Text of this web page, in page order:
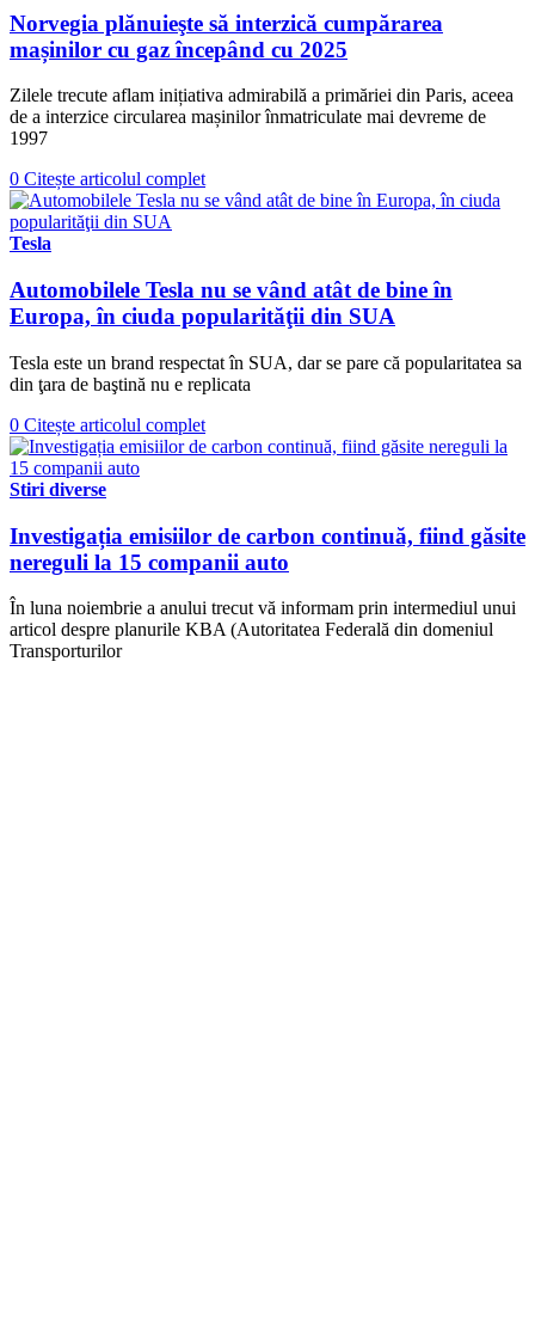
Norvegia plănuieşte să interzică cumpărarea
mașinilor cu gaz începând cu 2025
Zilele trecute aflam inițiativa admirabilă a primăriei din Paris, aceea
de a interzice circularea mașinilor înmatriculate mai devreme de
1997
0 Citește articolul complet
Tesla
Automobilele Tesla nu se vând atât de bine în
Europa, în ciuda popularităţii din SUA
Tesla este un brand respectat în SUA, dar se pare că popularitatea sa
din ţara de baştină nu e replicata
0 Citește articolul complet
Stiri diverse
Investigația emisiilor de carbon continuă, fiind găsite
nereguli la 15 companii auto
În luna noiembrie a anului trecut vă informam prin intermediul unui
articol despre planurile KBA (Autoritatea Federală din domeniul
Transporturilor